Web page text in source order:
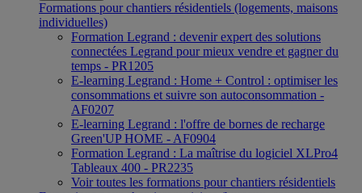
Formations pour chantiers résidentiels (logements, maisons
individuelles)
Formation Legrand : devenir expert des solutions
connectées Legrand pour mieux vendre et gagner du
temps - PR1205
E-learning Legrand : Home + Control : optimiser les
consommations et suivre son autoconsommation -
AF0207
E-learning Legrand : l'offre de bornes de recharge
Green'UP HOME - AF0904
Formation Legrand : La maîtrise du logiciel XLPro4
Tableaux 400 - PR2235
Voir toutes les formations pour chantiers résidentiels